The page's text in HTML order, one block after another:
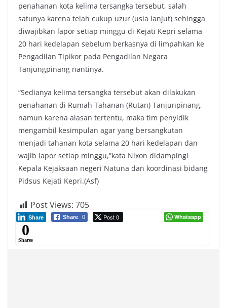
penahanan kota kelima tersangka tersebut, salah
satunya karena telah cukup uzur (usia lanjut) sehingga
diwajibkan lapor setiap minggu di Kejati Kepri selama
20 hari kedelapan sebelum berkasnya di limpahkan ke
Pengadilan Tipikor pada Pengadilan Negara
Tanjungpinang nantinya.
“Sedianya kelima tersangka tersebut akan dilakukan
penahanan di Rumah Tahanan (Rutan) Tanjunpinang,
namun karena alasan tertentu, maka tim penyidik
mengambil kesimpulan agar yang bersangkutan
menjadi tahanan kota selama 20 hari kedelapan dan
wajib lapor setiap minggu,”kata Nixon didampingi
Kepala Kejaksaan negeri Natuna dan koordinasi bidang
Pidsus Kejati Kepri.(Asf)
Post Views: 705
Share 0 Post 0
Share Whatsapp
0
Shares